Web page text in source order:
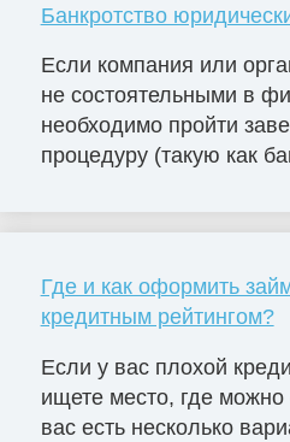
Банкротство
Если компания или
не состоятельными в
необходимо пройти
процедуру (такую как
Где и как оформить
кредитным рейтингом?
Если у вас плохой
ищете место, где
вас есть несколько